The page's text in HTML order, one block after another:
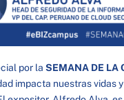
por la SEMANA DE LA
impacta nuestras vidas